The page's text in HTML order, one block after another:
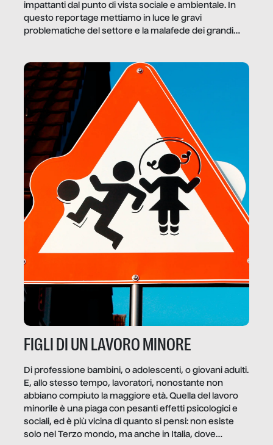
impattanti dal punto di vista sociale e ambientale. In
questo reportage mettiamo in luce le gravi
problematiche del settore e la malafede dei grandi
FIGLI DI UN LAVORO MINORE
Di professione bambini, o adolescenti, o giovani adulti.
E, allo stesso tempo, lavoratori, nonostante non
abbiano compiuto la maggiore età. Quella del lavoro
minorile è una piaga con pesanti effetti psicologici e
sociali, ed è più vicina di quanto si pensi: non esiste
solo nel Terzo mondo, ma anche in Italia, dove